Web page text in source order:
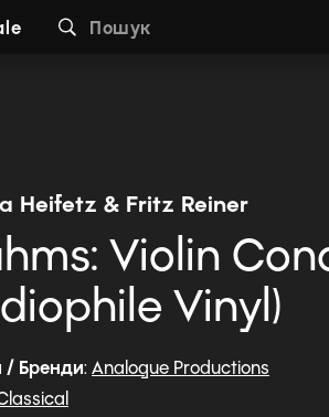
Пошук
Heifetz & Fritz Reiner
Violin
Vinyl)
/ Бренди: Analogue Productions